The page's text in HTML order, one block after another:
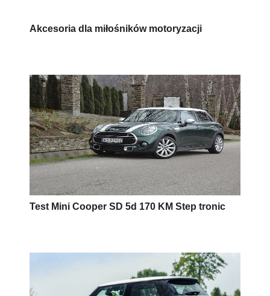
Akcesoria dla miłośników motoryzacji
Test Mini Cooper SD 5d 170 KM Step tronic